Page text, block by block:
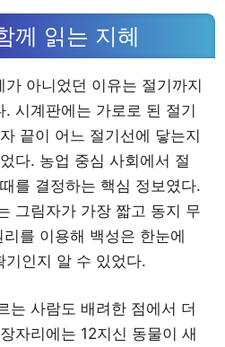
께 읽는 지혜
아니었던 이유는 절기까지
시계판에는 가로로 된 절기
끝이 어느 절기선에 닿는지
다. 농업 중심 사회에서 절
를 결정하는 핵심 정보였다.
그림자가 가장 짧고 동지 무
를 이용해 백성은 한눈에
기인지 알 수 있었다.
는 사람도 배려한 점에서 더
자리에는 12지신 동물이 새